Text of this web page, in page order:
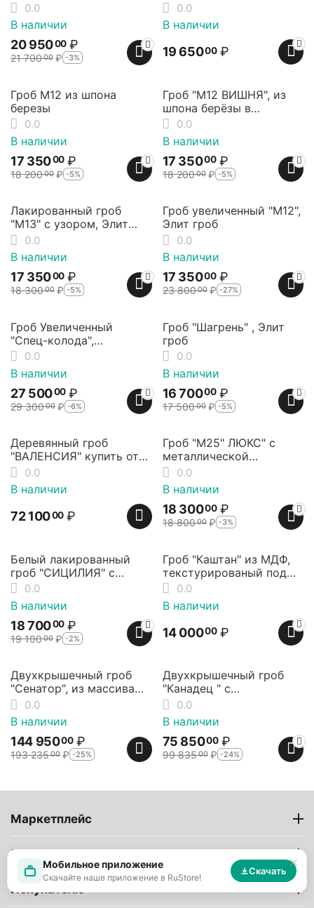
0.0
В наличии
20 95000 ₽
21 70000 ₽ -3%
0.0
В наличии
19 65000 ₽
Гроб М12 из шпона
березы
0.0
В наличии
17 35000 ₽
18 20000 ₽ -5%
Гроб "М12 ВИШНЯ", из
шпона берёзы в
вишнёвом окрасе
0.0
В наличии
17 35000 ₽
18 20000 ₽ -5%
Лакированный гроб
"М13" с узором, Элит
гроб.
0.0
В наличии
17 35000 ₽
18 30000 ₽ -5%
Гроб увеличенный "М12",
Элит гроб
0.0
В наличии
17 35000 ₽
23 80000 ₽ -27%
Гроб Увеличенный
"Спец-колода",
металлическая
фурнитура, Элит Гроб
0.0
В наличии
27 50000 ₽
29 30000 ₽ -6%
Гроб "Шагрень" , Элит
гроб
0.0
В наличии
16 70000 ₽
17 50000 ₽ -5%
Деревянный гроб
"ВАЛЕНСИЯ" купить от
Элит гроб
0.0
В наличии
72 10000 ₽
Гроб "М25" ЛЮКС" с
металлической
фурнитурой, Элит Гроб
0.0
В наличии
18 30000 ₽
18 80000 ₽ -3%
Белый лакированный
гроб "СИЦИЛИЯ" с
металлической
фурнитурой.
0.0
В наличии
18 70000 ₽
19 10000 ₽ -2%
Гроб "Каштан" из МДФ,
текстурированый под
дуб0.0
В наличии
14 00000 ₽
Двухкрышечный гроб
"Сенатор", из массива
ольхи, Elit-grob
0.0
В наличии
144 95000 ₽
193 23500 ₽ -25%
Двухкрышечный гроб
"Канадец " с
металлической
фурнитурой, матовый,
янтарь Elit-grob
0.0
В наличии
75 85000 ₽
99 83500 ₽ -24%
Маркетплейс
Продавцам
Покупателю
Мобильное приложение
Скачайте наше приложение в RuStore!
Скачать